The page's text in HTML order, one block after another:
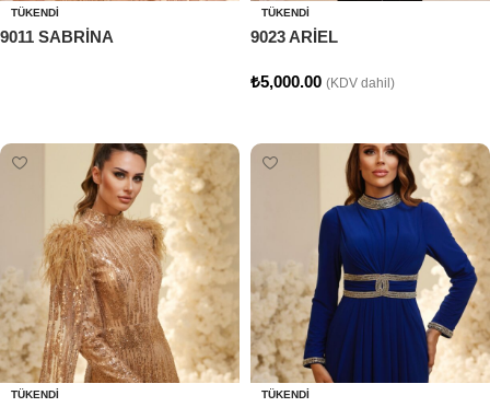
TÜKENDI
9011 SABRİNA
TÜKENDI
9023 ARİEL
₺5,000.00 (KDV dahil)
TÜKENDI TÜKENDI